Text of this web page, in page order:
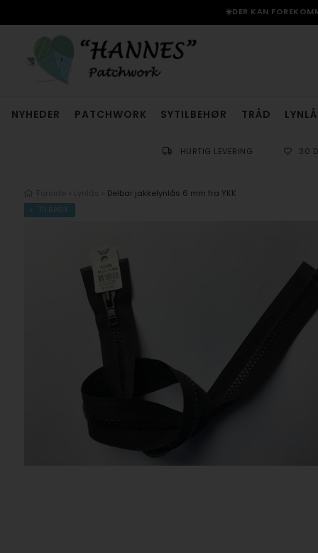
☀️DER KAN
NYHEDER PATCHWORK SYTILBEHØR TRÅD
HURTIG LEVERING 30
Delbar jakkelynlås 6 mm fra YKK
TILBAGE